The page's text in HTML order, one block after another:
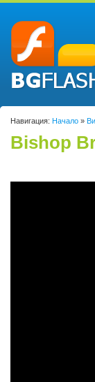
Навигация: Начало »
Bishop